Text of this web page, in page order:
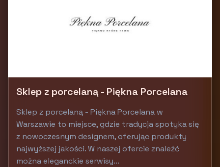
Sklep z porcelaną - Piękna Porcelana
Sklep z porcelaną - Piękna Porcelana w
Warszawie to miejsce, gdzie tradycja spotyka się
z nowoczesnym designem, oferując produkty
najwyższej jakości. W naszej ofercie znaleźć
można eleganckie serwisy...